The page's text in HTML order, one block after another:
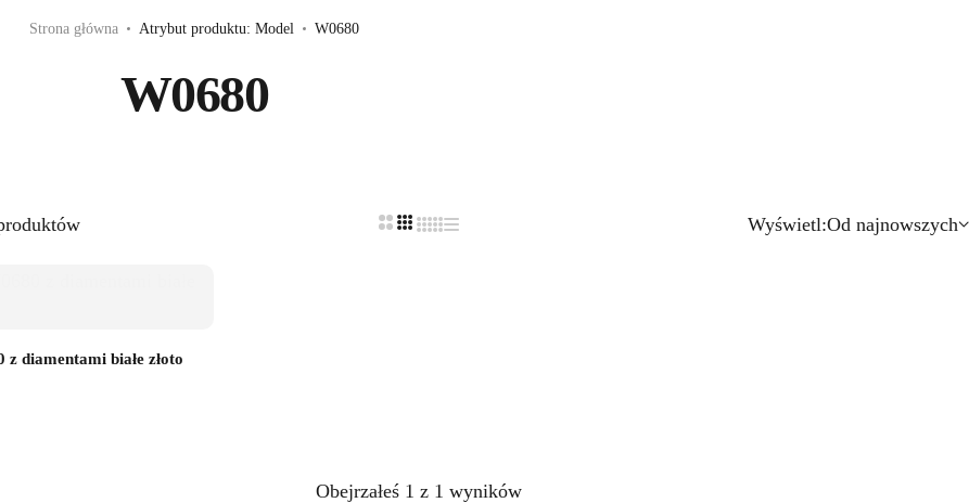
Strona główna Atrybut produktu: Model W0680
W0680
Wyświetl:Od najnowszych
z diamentami białe złoto
Obejrzałeś 1 z 1 wyników